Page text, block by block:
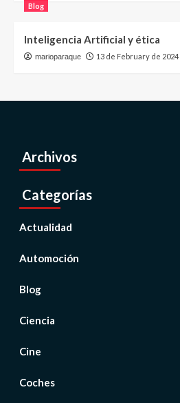
Blog
Inteligencia Artificial y ética
marioparaque 13 de February de 2024
Archivos
Categorías
Actualidad
Automoción
Blog
Ciencia
Cine
Coches